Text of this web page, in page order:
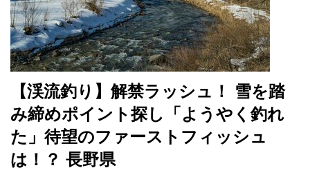
【渓流釣り】解禁ラッシュ！ 雪を踏
み締めポイント探し「ようやく釣れ
た」待望のファーストフィッシュ
は！？ 長野県